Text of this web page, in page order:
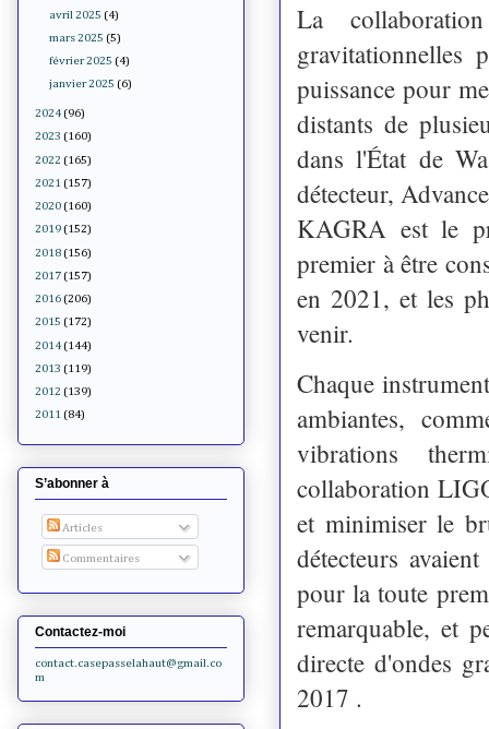
La
gravitationnelles
puissance pour
distants de
dans l'État de
détecteur,
KAGRA est le
premier à être
en 2021, et les
venir.
Chaque
ambiantes,
vibrations
collaboration
et minimiser le
détecteurs
pour la toute
remarquable, et
directe d'ondes
2017 .
avril 2025 (4)
mars 2025 (5)
février 2025 (4)
janvier 2025 (6)
2024 (96)
2023 (160)
2022 (165)
2021 (157)
2020 (160)
2019 (152)
2018 (156)
2017 (157)
2016 (206)
2015 (172)
2014 (144)
2013 (119)
2012 (139)
2011 (84)
S’abonner à
Articles
Commentaires
Contactez-moi
contact.casepasselahaut@gmail.co
m